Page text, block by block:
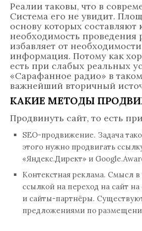
Реалии таковы, что в
Система его не увидит.
основу которых
необходимость
избавляет от
информация. Потому как
есть при слабых реальных
«Сарафанное радио» в
важнейший вторичный
КАКИЕ МЕТОДЫ
Продвинуть сайт, то есть
SEO-продвижение. Задача
этого нужно продвигать
«Яндекс.Директ» и
Контекстная реклама. Смысл
ссылкой на переход на сайт
и сайты-партнёры.
предложениями по